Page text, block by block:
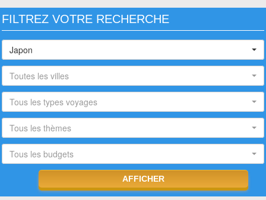
FILTREZ VOTRE RECHERCHE
Japon
Toutes les villes
Tous les types voyages
Tous les thèmes
Tous les budgets